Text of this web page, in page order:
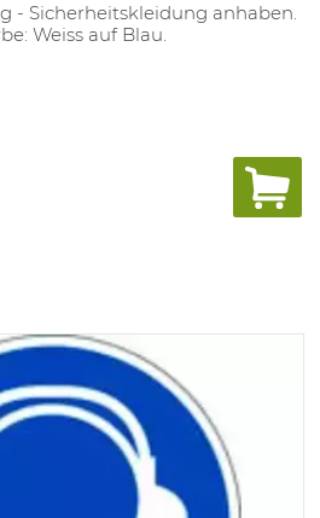
- Sicherheitskleidung anhaben.
Weiss auf Blau.